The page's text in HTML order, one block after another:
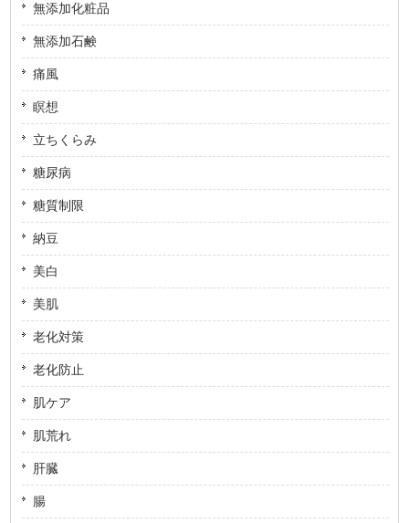
無添加化粧品
無添加石鹸
痛風
瞑想
立ちくらみ
糖尿病
糖質制限
納豆
美白
美肌
老化対策
老化防止
肌ケア
肌荒れ
肝臓
腸